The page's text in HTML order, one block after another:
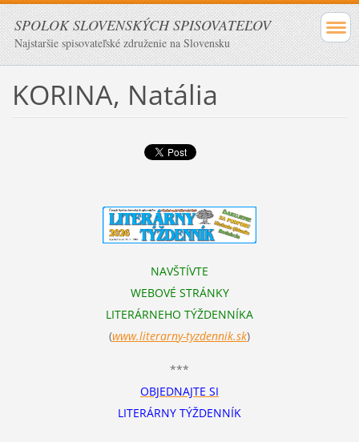
SPOLOK SLOVENSKÝCH SPISOVATEĽOV
Najstaršie spisovateľské združenie na Slovensku
KORINA, Natália
NAVŠTÍVTE
WEBOVÉ STRÁNKY
LITERÁRNEHO TÝŽDENNÍKA
(www.literarny-tyzdennik.sk)
***
OBJEDNAJTE SI
LITERÁRNY TÝŽDENNÍK